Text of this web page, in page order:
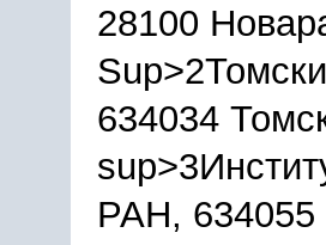
28100
634034
РАН, 634055